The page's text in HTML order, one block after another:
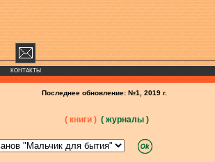
КОНТАКТЫ
Последнее обновление: №1, 2019 г.
( книги ) ( журналы )